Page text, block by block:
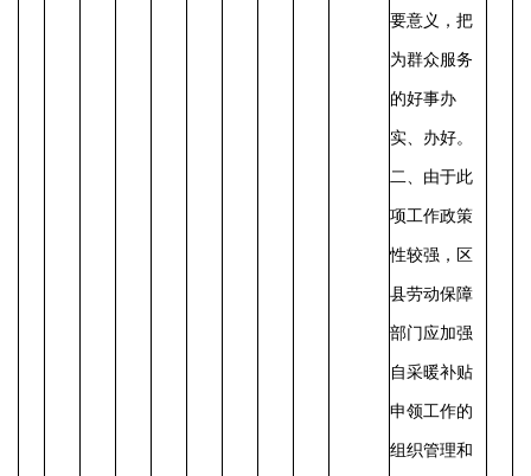
要意义，把
为群众服务
的好事办
实、办好。
二、由于此
项工作政策
性较强，区
县劳动保障
部门应加强
自采暖补贴
申领工作的
组织管理和